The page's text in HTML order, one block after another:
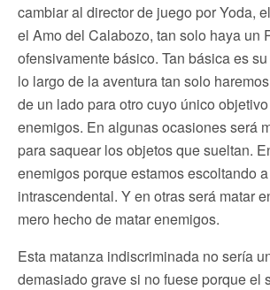
cambiar al director de juego por Yoda,
el Amo del Calabozo, tan solo haya un
ofensivamente básico. Tan básica es
lo largo de la aventura tan solo
de un lado para otro cuyo único
enemigos. En algunas ocasiones será
para saquear los objetos que sueltan.
enemigos porque estamos escoltando
intrascendental. Y en otras será matar
mero hecho de matar enemigos.
Esta matanza indiscriminada no sería
demasiado grave si no fuese porque el